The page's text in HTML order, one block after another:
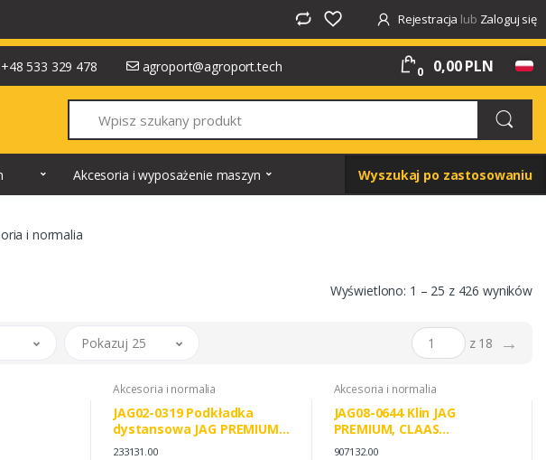
Rejestracja lub Zaloguj się
+48 533 329 478 agroport@agroport.tech 0 0,00 PLN
Akcesoria i wyposażenie maszyn Wyszukaj po zastosowaniu
i normalia
Wyświetlono: 1 – 25 z 426 wyników
Pokazuj 25 z 18 →
Akcesoria i normalia
JAG02-0319 Podkładka
dystansowa JAG PREMIUM,
CLAAS 0002331310
233131.00
Akcesoria i normalia
JAG08-0644 Klin JAG
PREMIUM, CLAAS
0009071322
907132.00